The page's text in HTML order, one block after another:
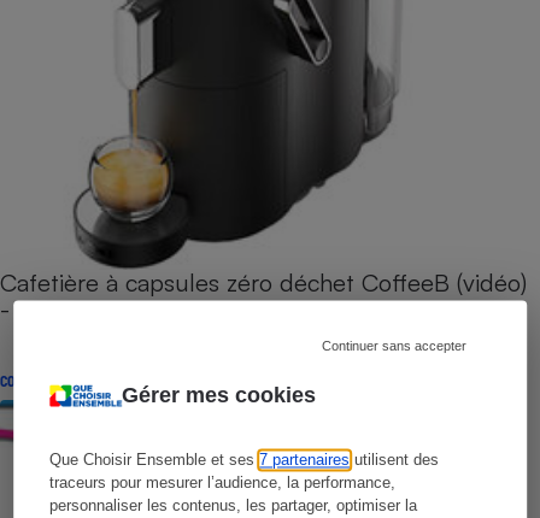
Gérer mes cookies
Que Choisir Ensemble et ses7 partenaires utilisent des
traceurs pour mesurer l’audience, la performance,
personnaliser les contenus, les partager, optimiser la
Continuer sans accepter
Cafetière à capsules zéro déchet CoffeeB (vidéo)
- Premières impressions
CONSEILS